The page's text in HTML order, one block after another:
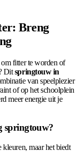
Breng
fitter te worden of
Ditspringtouw in
van speelplezier
of op het schoolplein
meer energie uit je
springtouw?
maar het biedt